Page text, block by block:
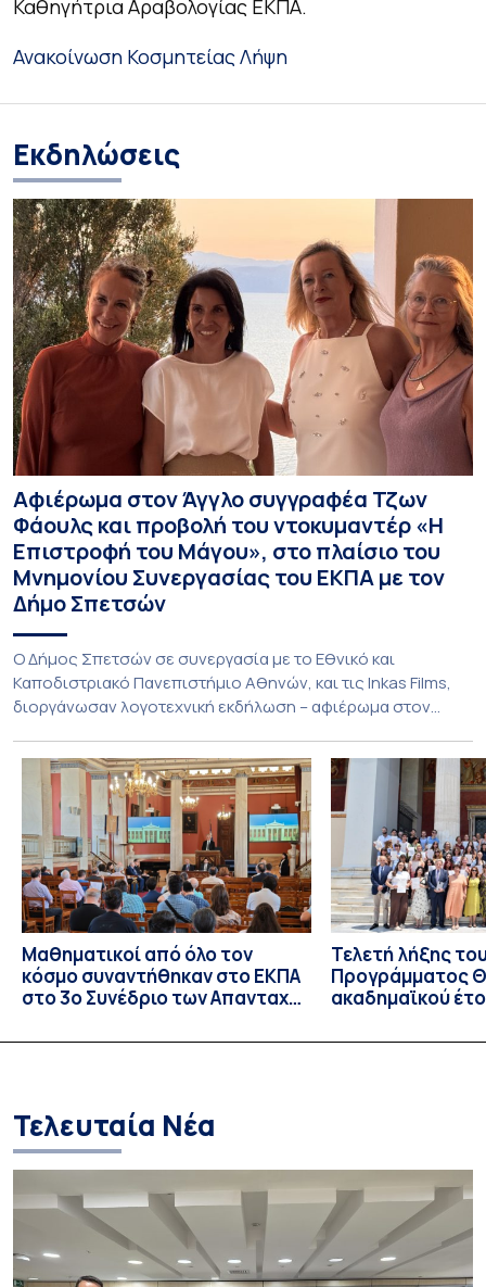
Καθηγήτρια Αραβολογίας ΕΚΠΑ.
Ανακοίνωση ΚοσμητείαςΛήψη
Εκδηλώσεις
Αφιέρωμα στον Άγγλο συγγραφέα Τζων
Φάουλς και προβολή του ντοκυμαντέρ «Η
Επιστροφή του Μάγου», στο πλαίσιο του
Μνημονίου Συνεργασίας του ΕΚΠΑ με τον
Δήμο Σπετσών
Ο Δήμος Σπετσών σε συνεργασία με το Εθνικό και
Καποδιστριακό Πανεπιστήμιο Αθηνών, και τις Inkas Films,
διοργάνωσαν λογοτεχνική εκδήλωση – αφιέρωμα στον
20ού αιώνα, με την προβολή του ντοκυμαντέρ «Η
επιστροφή του Μάγου». Η εκδήλωση διοργανώθηκε στο
πλαίσιο της συνεργασίας του Δήμου Σπετσών και του
Εθνικού και Καποδιστριακού […]
Μαθηματικοί από όλο τον
κόσμο συναντήθηκαν στο ΕΚΠΑ
στο 3ο Συνέδριο των Απανταχού
Τελετή λήξης
Προγράμματος
ακαδημαϊκού
Σπουδών στους
Τελευταία Νέα